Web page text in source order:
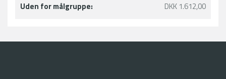
Uden for målgruppe: DKK 1.612,00